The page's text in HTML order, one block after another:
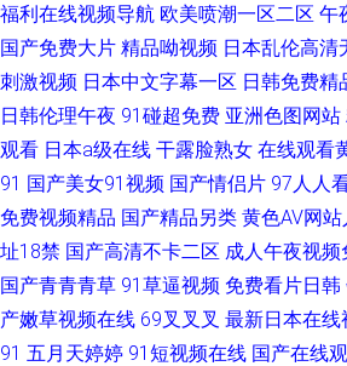
福利在线视频导航 欧美喷潮一区二区 午
国产免费大片 精品呦视频 日本乱伦高清
刺激视频 日本中文字幕一区 日韩免费精
日韩伦理午夜 91碰超免费 亚洲色图网站
观看 日本a级在线 干露脸熟女 在线观看
91 国产美女91视频 国产情侣片 97人人
免费视频精品 国产精品另类 黄色AV网站
址18禁 国产高清不卡二区 成人午夜视频
国产青青青草 91草逼视频 免费看片日韩
产嫩草视频在线 69叉叉叉 最新日本在线
91 五月天婷婷 91短视频在线 国产在线